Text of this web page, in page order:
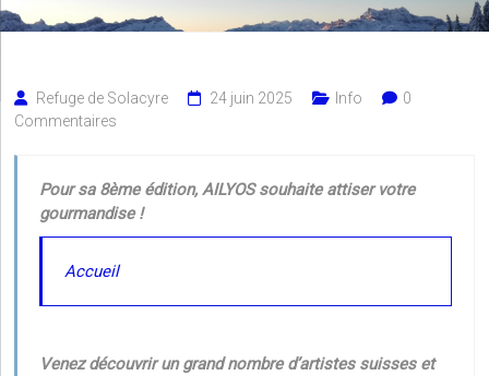
Refuge de Solacyre 24 juin 2025 Info
0
Commentaires
Pour sa 8ème édition, AILYOS souhaite attiser votre
gourmandise !
Accueil
Venez découvrir un grand nombre d’artistes suisses et